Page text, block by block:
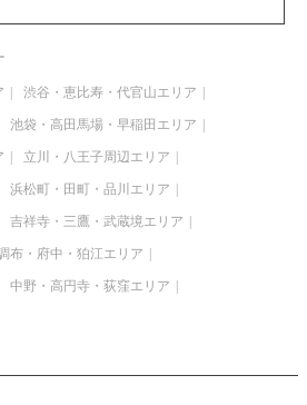
渋谷・恵比寿・代官山エリア
池袋・高田馬場・早稲田エリア
立川・八王子周辺エリア
浜松町・田町・品川エリア
吉祥寺・三鷹・武蔵境エリア
布・府中・狛江エリア
中野・高円寺・荻窪エリア